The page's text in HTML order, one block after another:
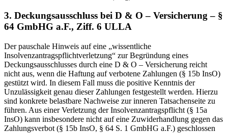
3. Deckungsausschluss bei D & O – Versicherung – §
64 GmbHG a.F., Ziff. 6 ULLA
Der pauschale Hinweis auf eine „wissentliche
Insolvenzantragspflichtverletzung“ zur Begründung eines
Deckungsausschlusses durch eine D & O – Versicherung reicht
nicht aus, wenn die Haftung auf verbotene Zahlungen (§ 15b InsO)
gestützt wird. In diesem Fall muss die positive Kenntnis der
Unzulässigkeit genau dieser Zahlungen festgestellt werden. Hierzu
sind konkrete belastbare Nachweise zur inneren Tatsachenseite zu
führen. Aus einer Verletzung der Insolvenzantragspflicht (§ 15a
InsO) kann insbesondere nicht auf eine Zuwiderhandlung gegen das
Zahlungsverbot (§ 15b InsO, § 64 S. 1 GmbHG a.F.) geschlossen